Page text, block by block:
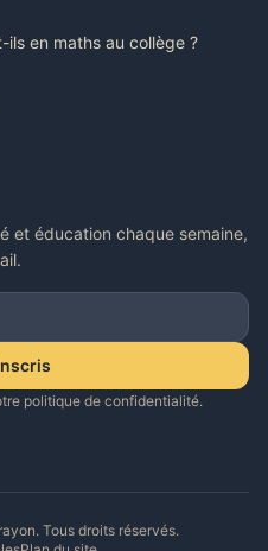
en maths au collège ?
et éducation chaque semaine,
politique de confidentialité.
Tous droits réservés.